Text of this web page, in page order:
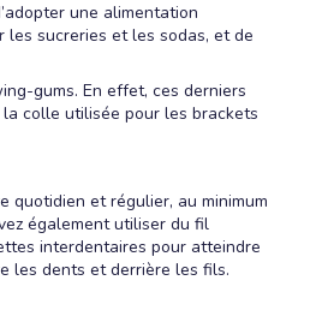
une alimentation
les sucreries et les sodas, et de
gums. En effet, ces derniers
colle utilisée pour les brackets
quotidien et régulier, au minimum
également utiliser du fil
interdentaires pour atteindre
les dents et derrière les fils.